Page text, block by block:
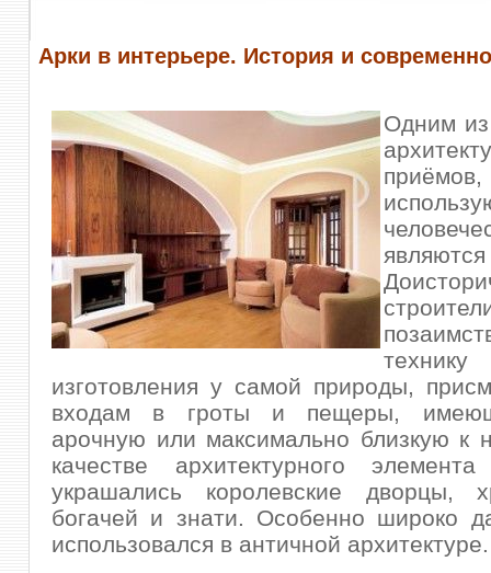
Арки в интерьере. История и
Одним
приёмов,
изготовления у самой природы,
входам в гроты и пещеры,
арочную или максимально близкую
качестве архитектурного
украшались королевские дворцы,
богачей и знати. Особенно широко
использовался в античной архитектуре.